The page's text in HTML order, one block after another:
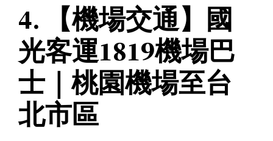
4. 【機場交通】國
光客運1819機場巴
士｜桃園機場至台
北市區